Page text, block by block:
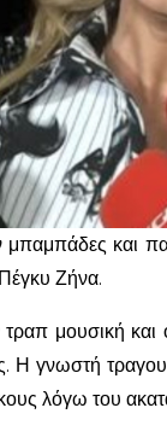
μπαμπάδες και
Πέγκυ Ζήνα.
μουσική
Η γνωστή
λόγω του